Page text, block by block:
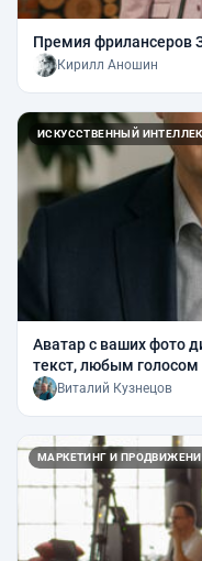
Премия фрилансеров
Кирилл Аношин
ИСКУССТВЕННЫЙ
Аватар с ваших фото
текст, любым
Виталий Кузнецов
МАРКЕТИНГ И